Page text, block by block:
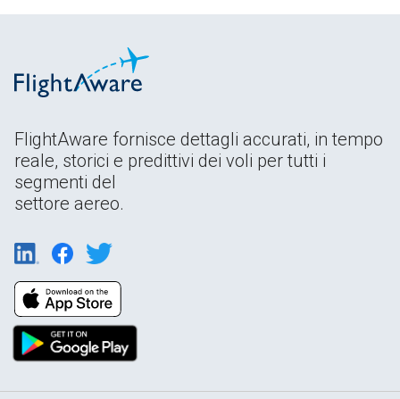
FlightAware fornisce dettagli accurati, in tempo
reale, storici e predittivi dei voli per tutti i
segmenti del
settore aereo.